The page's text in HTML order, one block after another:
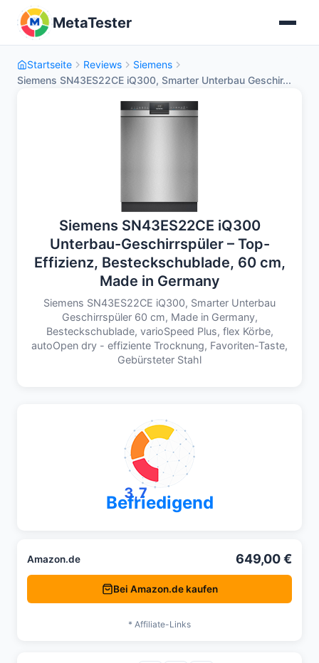
MetaTester
Startseite Reviews
Siemens
Siemens SN43ES22CE iQ300, Smarter Unterbau Geschir...
Siemens SN43ES22CE iQ300
Unterbau-Geschirrspüler – Top-
Effizienz, Besteckschublade, 60 cm,
Made in Germany
Siemens SN43ES22CE iQ300, Smarter Unterbau
Geschirrspüler 60 cm, Made in Germany,
Besteckschublade, varioSpeed Plus, flex Körbe,
autoOpen dry - effiziente Trocknung, Favoriten-Taste,
Gebürsteter Stahl
3,7
Befriedigend
Amazon.de 649,00 €
Bei Amazon.de kaufen
* Affiliate-Links